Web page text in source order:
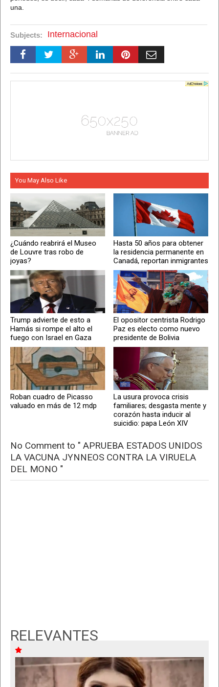
una.
Subjects: Internacional
You May Also Like
¿Cuándo reabrirá el Museo
de Louvre tras robo de
joyas?
Hasta 50 años para obtener
la residencia permanente en
Canadá, reportan inmigrantes
Trump advierte de esto a
Hamás si rompe el alto el
fuego con Israel en Gaza
El opositor centrista Rodrigo
Paz es electo como nuevo
presidente de Bolivia
Roban cuadro de Picasso
valuado en más de 12 mdp
La usura provoca crisis
familiares; desgasta mente y
corazón hasta inducir al
suicidio: papa León XIV
No Comment to " APRUEBA ESTADOS UNIDOS
LA VACUNA JYNNEOS CONTRA LA VIRUELA
DEL MONO "
RELEVANTES